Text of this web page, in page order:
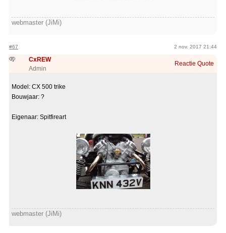
webmaster (JiMi)
#67 2 nov. 2017 21:44
CxREW
Admin
Reactie Quote
Model: CX 500 trike
Bouwjaar: ?
Eigenaar: Spitfireart
webmaster (JiMi)